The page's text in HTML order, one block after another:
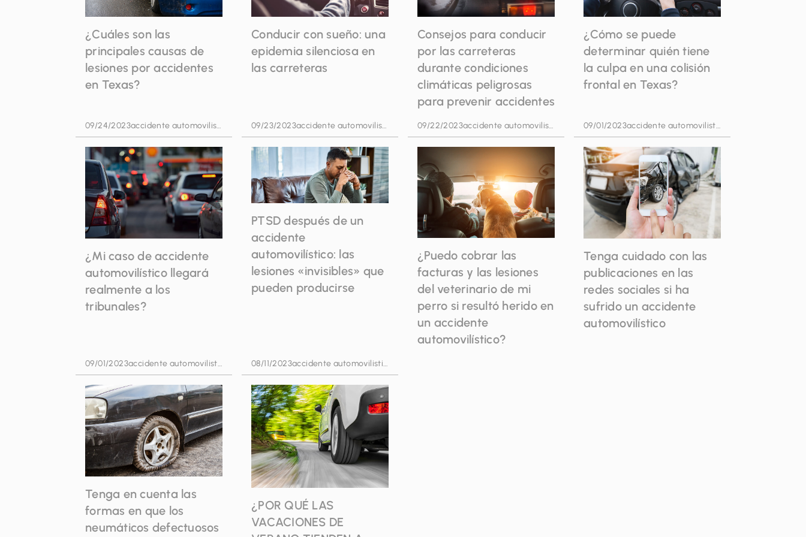
¿Cuáles son las
principales causas de
lesiones por accidentes
en Texas?
Conducir con sueño: una
epidemia silenciosa en
las carreteras
Consejos para conducir
por las carreteras
durante condiciones
climáticas peligrosas
para prevenir accidentes
¿Cómo se puede
determinar quién tiene
la culpa en una colisión
frontal en Texas?
09/24/2023 accidente automovilistico
¿Mi caso de accidente
automovilístico llegará
realmente a los
tribunales?
09/23/2023 accidente automovilistico
PTSD después de un
accidente
automovilístico: las
lesiones «invisibles» que
pueden producirse
09/22/2023 accidente automovilistico
¿Puedo cobrar las
facturas y las lesiones
del veterinario de mi
perro si resultó herido en
un accidente
automovilístico?
09/01/2023 accidente automovilistico
Tenga cuidado con las
publicaciones en las
redes sociales si ha
sufrido un accidente
automovilístico
09/01/2023 accidente automovilistico
Tenga en cuenta las
formas en que los
neumáticos defectuosos
08/11/2023 accidente automovilistico
¿POR QUÉ LAS
VACACIONES DE